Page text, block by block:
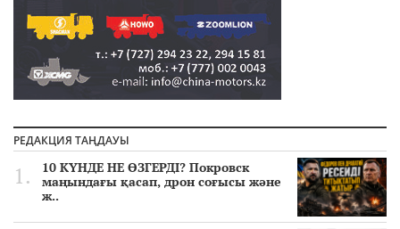
РЕДАКЦИЯ ТАҢДАУЫ
10 КҮНДЕ НЕ ӨЗГЕРДІ? Покровск
маңындағы қасап, дрон соғысы және
ж..